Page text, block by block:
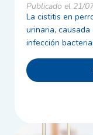
Publicado el 21/
La cistitis en
urinaria,
infección